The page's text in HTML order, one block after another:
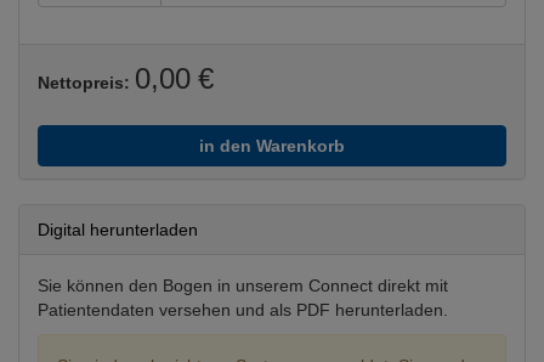
Nettopreis: 0,00 €
in den Warenkorb
Digital herunterladen
Sie können den Bogen in unserem Connect direkt mit
Patientendaten versehen und als PDF herunterladen.